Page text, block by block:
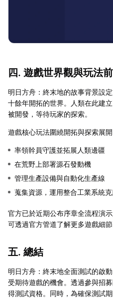
四. 遊戲世界觀與玩法
明日方舟：終末地的故事背景設
十餘年開拓的世界。人類在此建
被開發，等待玩家的探索。
遊戲核心玩法圍繞開拓與探索展開
率領幹員守護並拓展人類邊疆
在荒野上部署源石發動機
管理生產設備與自動化生產線
蒐集資源，運用整合工業系統
官方已於近期公布序章全流程演
可透過官方管道了解更多遊戲細節
五. 總結
明日方舟：終末地全面測試的啟
受期待遊戲的機會。透過參與招
得測試資格。同時，為確保測試